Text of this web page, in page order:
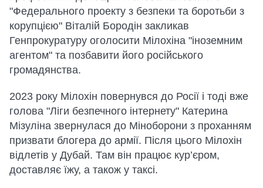
"Федерального проекту з безпеки та боротьби з
корупцією" Віталій Бородін закликав
Генпрокуратуру оголосити Мілохіна "іноземним
агентом" та позбавити його російського
громадянства.
2023 року Мілохін повернувся до Росії і тоді вже
голова "Ліги безпечного інтернету" Катерина
Мізуліна звернулася до Міноборони з проханням
призвати блогера до армії. Після цього Мілохін
відлетів у Дубай. Там він працює кур’єром,
доставляє їжу, а також у таксі.